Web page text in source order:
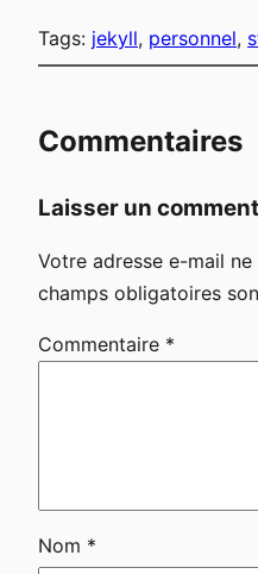
Tags: jekyll, personnel,
Commentaires
Laisser un
Votre adresse e-mail
champs obligatoires
Commentaire *
Nom *